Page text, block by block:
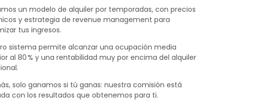
un modelo de alquiler por temporadas, con precios
y estrategia de revenue management para
tus ingresos.
sistema permite alcanzar una ocupación media
al 80 % y una rentabilidad muy por encima del alquiler
solo ganamos si tú ganas: nuestra comisión está
con los resultados que obtenemos para ti.